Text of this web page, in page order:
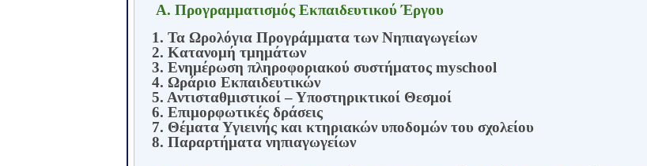
Α. Προγραμματισμός Εκπαιδευτικού Έργου
1. Τα Ωρολόγια Προγράμματα των Νηπιαγωγείων
2. Κατανομή τμημάτων
3. Ενημέρωση πληροφοριακού συστήματος myschool
4. Ωράριο Εκπαιδευτικών
5. Αντισταθμιστικοί – Υποστηρικτικοί Θεσμοί
6. Επιμορφωτικές δράσεις
7. Θέματα Υγιεινής και κτηριακών υποδομών του σχολείου
8. Παραρτήματα νηπιαγωγείων